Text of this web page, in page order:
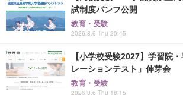
試制度パンフ公開
教育・受験
2026.8.6 Thu 20:45
【小学校受験2027】学習院
レーションテスト」伸芽会
教育・受験
2026.8.6 Thu 18:15